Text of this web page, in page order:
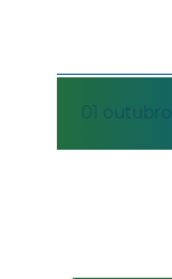
01 outubro